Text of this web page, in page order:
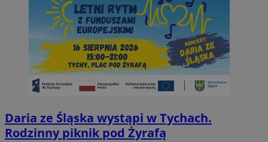
Daria ze Śląska wystąpi w Tychach.
Rodzinny piknik pod Żyrafą